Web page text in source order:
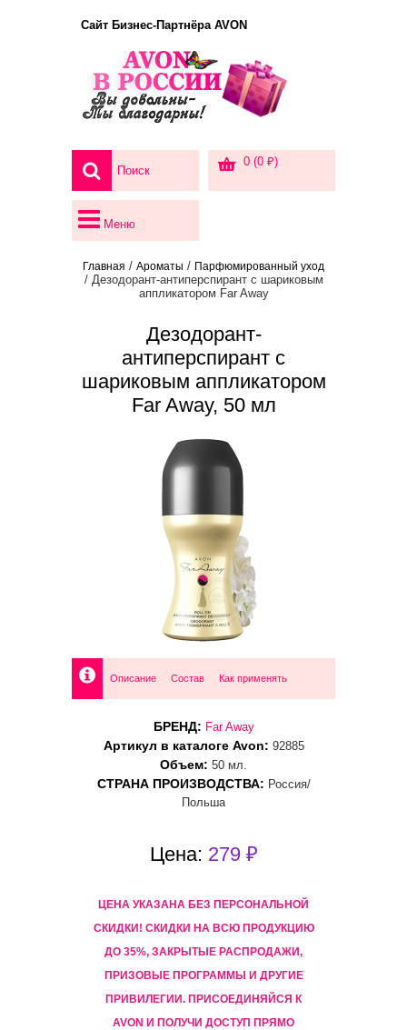
Сайт Бизнес-Партнёра AVON
0 (0 ₽)
Меню
Главная / Ароматы / Парфюмированный уход
/ Дезодорант-антиперспирант с шариковым
аппликатором Far Away
Дезодорант-
антиперспирант с
шариковым аппликатором
Far Away, 50 мл
Описание Состав Как применять
БРЕНД: Far Away
Артикул в каталоге Avon: 92885
Объем: 50 мл.
СТРАНА ПРОИЗВОДСТВА: Россия/
Польша
Цена: 279 ₽
ЦЕНА УКАЗАНА БЕЗ ПЕРСОНАЛЬНОЙ
СКИДКИ! CКИДКИ НА ВСЮ ПРОДУКЦИЮ
ДО 35%, ЗАКРЫТЫЕ РАСПРОДАЖИ,
ПРИЗОВЫЕ ПРОГРАММЫ И ДРУГИЕ
ПРИВИЛЕГИИ. ПРИСОЕДИНЯЙСЯ К
AVON И ПОЛУЧИ ДОСТУП ПРЯМО